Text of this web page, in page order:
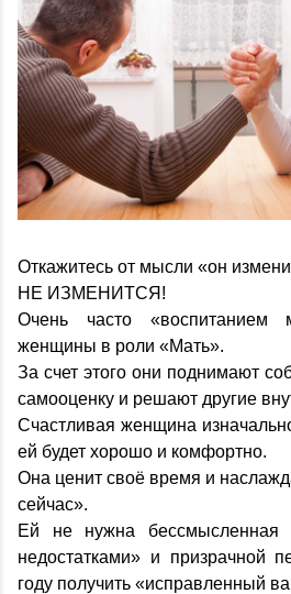
Откажитесь от мысли «он
НЕ ИЗМЕНИТСЯ!
Очень часто «воспитанием
женщины в роли «Мать».
За счет этого они поднимают
самооценку и решают другие
Счастливая женщина
ей будет хорошо и комфортно.
Она ценит своё время и
сейчас».
Ей не нужна бессмысленная
недостатками» и призрачной
году получить «исправленный